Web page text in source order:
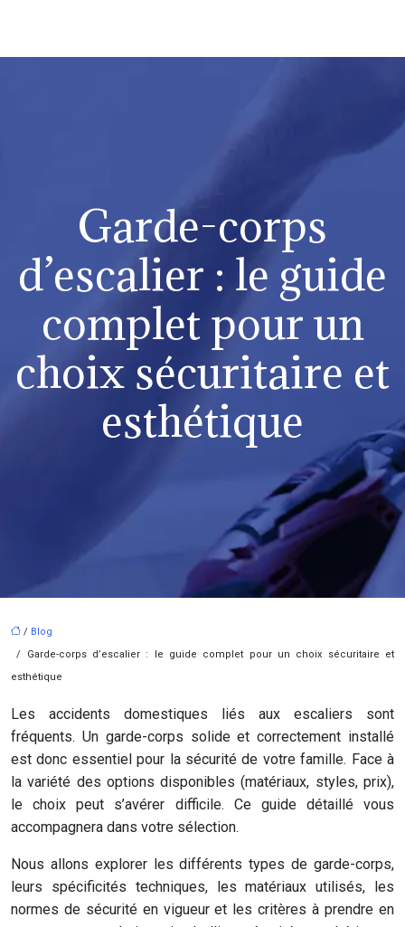
Garde-corps
d’escalier : le guide
complet pour un
choix sécuritaire et
esthétique
/ Blog
/ Garde-corps d’escalier : le guide complet pour un choix sécuritaire et
esthétique
Les accidents domestiques liés aux escaliers sont
fréquents. Un garde-corps solide et correctement installé
est donc essentiel pour la sécurité de votre famille. Face à
la variété des options disponibles (matériaux, styles, prix),
le choix peut s’avérer difficile. Ce guide détaillé vous
accompagnera dans votre sélection.
Nous allons explorer les différents types de garde-corps,
leurs spécificités techniques, les matériaux utilisés, les
normes de sécurité en vigueur et les critères à prendre en